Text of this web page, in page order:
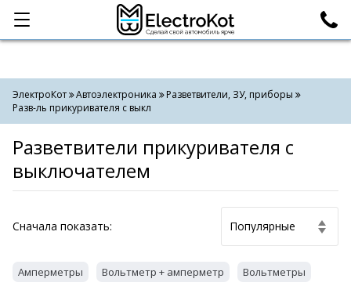
Категории Поиск
ЭлектроКот Автоэлектроника
Разветвители, ЗУ, приборы
Разв-ль прикуривателя с выкл
Разветвители прикуривателя с
выключателем
Cначала показать:
Амперметры Вольтметр + амперметр
Вольтметры